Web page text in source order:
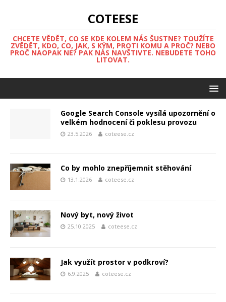
COTEESE
CHCETE VĚDĚT, CO SE KDE KOLEM NÁS ŠUSTNE? TOUŽÍTE
ZVĚDĚT, KDO, CO, JAK, S KÝM, PROTI KOMU A PROČ? NEBO
PROČ NAOPAK NE? PAK NÁS NAVŠTIVTE. NEBUDETE TOHO
LITOVAT.
Google Search Console vysílá upozornění o
velkém hodnocení či poklesu provozu
23.5.2026 coteese.cz
Co by mohlo znepříjemnit stěhování
13.1.2026 coteese.cz
Nový byt, nový život
25.10.2025 coteese.cz
Jak využít prostor v podkroví?
6.9.2025 coteese.cz